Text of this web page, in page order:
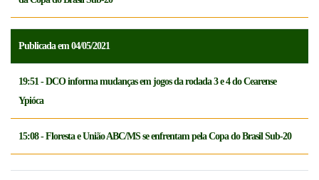
Publicada em 04/05/2021
19:51 - DCO informa mudanças em jogos da rodada 3 e 4 do Cearense
Ypióca
15:08 - Floresta e União ABC/MS se enfrentam pela Copa do Brasil Sub-20